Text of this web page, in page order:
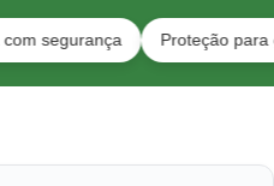
Proteção para gatos e